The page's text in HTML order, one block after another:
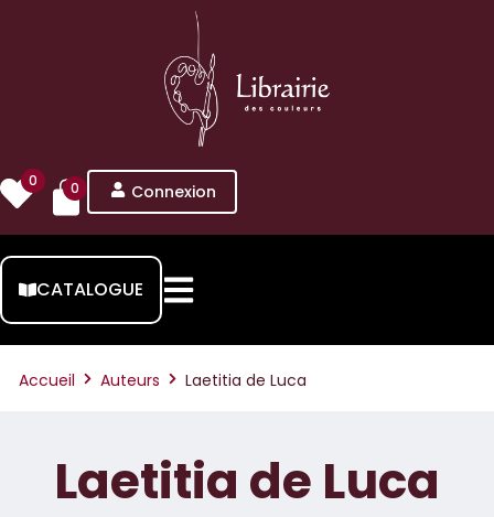
0 0 Connexion
CATALOGUE
Accueil Auteurs Laetitia de Luca
Laetitia de Luca